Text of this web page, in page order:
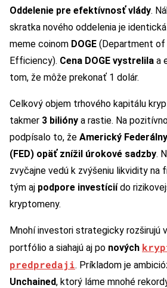
Oddelenie pre efektívnosť vlády.
skratka nového oddelenia je
meme coinom DOGE (Department of
Efficiency). Cena DOGE vystrelila a
tom, že môže prekonať 1 dolár.
Celkový objem trhového kapitálu
takmer 3 bilióny a rastie. Na
podpísalo to, že Americký
(FED) opäť znížil úrokové sadzby.
zvyčajne vedú k zvýšeniu likvidity na
tým aj podpore investíciído
kryptomeny.
Mnohí investori strategicky rozširujú
portfólio a siahajú aj po nových
predpredaji. Príkladom je
Unchained, ktorý láme mnohé